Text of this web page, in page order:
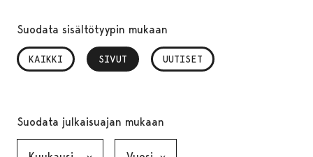
Suodata sisältötyypin mukaan
KAIKKI SIVUT
, VALITTU UUTISET
Suodata julkaisuajan mukaan